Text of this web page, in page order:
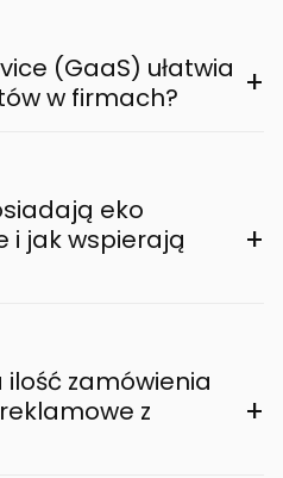
(GaaS) ułatwia
w firmach?
+
eko
i jak wspierają
+
zamówienia
z
+